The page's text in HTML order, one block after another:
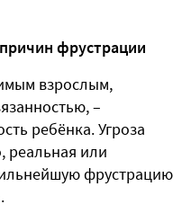
фрустрации
взрослым,
–
ребёнка. Угроза
реальная или
фрустрацию